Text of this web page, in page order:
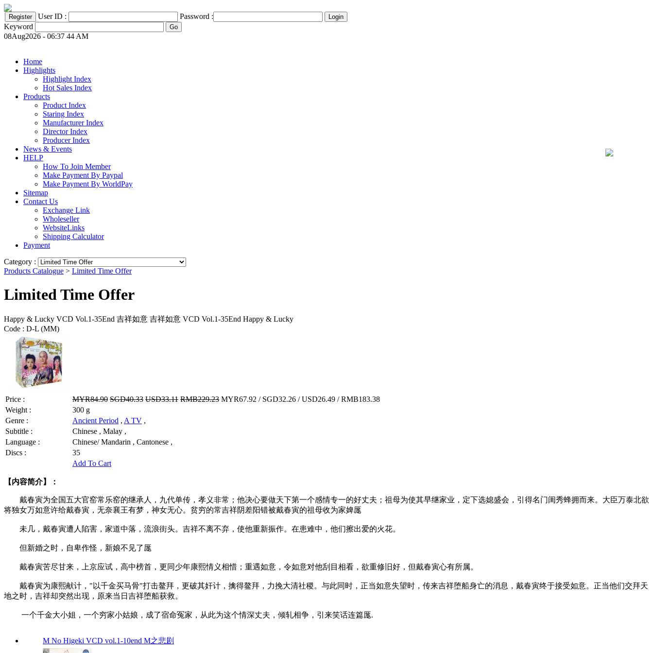
User ID :
Password :
Keyword
08Aug2026 - 06:37 44 AM
Home
Highlights
Highlight Index
Hot Sales Index
Products
Product Index
Staring Index
Manufacturer Index
Director Index
Producer Index
News & Events
HELP
How To Join Member
Make Payment By Paypal
Make Payment By WorldPay
Sitemap
Contact Us
Exchange Link
Wholeseller
WebsiteLinks
Shipping Calculator
Payment
Category :
Products Catalogue > Limited Time Offer
Limited Time Offer
Happy & Lucky VCD Vol.1-35End 吉祥如意 吉祥如意 VCD Vol.1-35End Happy & Lucky
Code : D-L (MM)
Price : MYR84.90 SGD40.33 USD33.11 RMB229.23 MYR67.92 / SGD32.26 / USD26.49 / RMB183.38
Weight :
300 g
Genre :
Ancient Period , A TV ,
Subtitle :
Chinese , Malay ,
Language :
Chinese/ Mandarin , Cantonese ,
Discs :
35
Add To Cart
【内容简介】：
戴春寅为全国五大官窑常乐窑的继承人，九代单传，孝义非常；他决心要做天下第一个感情专一的好丈夫；祖母为使其早继家业，定下选媳盛会，引得名门闺秀蜂拥而来。大臣万泰北欲
将独女万如意许给戴春寅，无奈襄王有梦，神女无心。贫穷的常吉祥阴差阳错被戴春寅的祖母收为家婢厖
未几，戴春寅遭人陷害，家道中落，流浪街头。吉祥不离不弃，使他重新振作。在患难中，他们擦出爱的火花。
但新婚之时，自卑作怪，新娘不见了厖
戴春寅苦尽甘来，上京应试，高中榜首，更同少年康熙情义相惜；重遇如意，令如意对他刮目相看，欲重修旧好，但戴春寅心有所属。
戴春寅为康熙献计，"以千金买马骨"打击鳌拜，更破其奸计，擒得鳌拜，力挽大清社稷。与此同时，正当如意失望时，传来吉祥堕船身亡的消息，戴春寅终于接受如意。正当他们交拜天
地之时，吉祥却突然出现，原来当日吉祥堕船获救。
一个千金大小姐，一个穷家小姑娘，成了宿命冤家，从此为这个情深丈夫，倾轧相争，引来笑话连篇厖.
M No Higeki VCD vol.1-10end M之悲剧